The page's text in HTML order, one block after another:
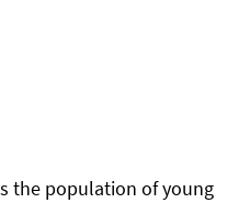
the population of young